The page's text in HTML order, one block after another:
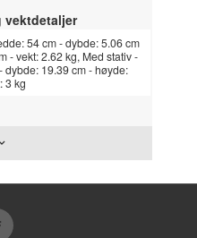
vektdetaljer
54 cm - dybde: 5.06 cm
- vekt: 2.62 kg, Med stativ -
dybde: 19.39 cm - høyde:
3 kg